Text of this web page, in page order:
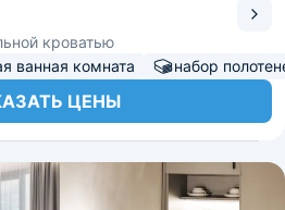
кроватью
ванная комната набор
ЦЕНЫ